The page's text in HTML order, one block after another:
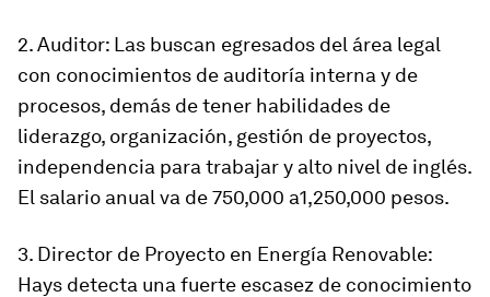
2. Auditor: Las buscan egresados del área legal
con conocimientos de auditoría interna y de
procesos, demás de tener habilidades de
liderazgo, organización, gestión de proyectos,
independencia para trabajar y alto nivel de inglés.
El salario anual va de 750,000 a1,250,000 pesos.
3. Director de Proyecto en Energía Renovable:
Hays detecta una fuerte escasez de conocimiento